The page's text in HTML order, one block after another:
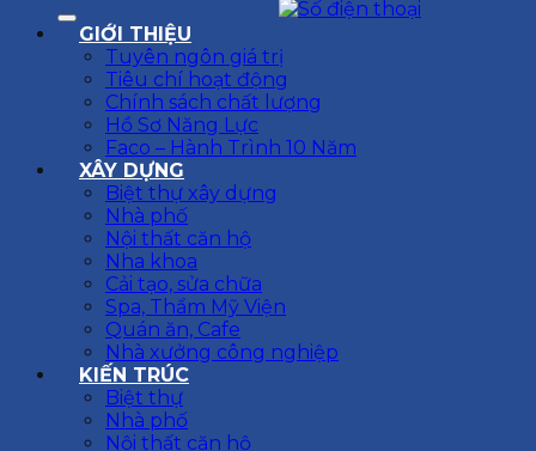
GIỚI THIỆU
Tuyên ngôn giá trị
Tiêu chí hoạt động
Chính sách chất lượng
Hồ Sơ Năng Lực
Faco – Hành Trình 10 Năm
XÂY DỰNG
Biệt thự xây dựng
Nhà phố
Nội thất căn hộ
Nha khoa
Cải tạo, sửa chữa
Spa, Thẩm Mỹ Viện
Quán ăn, Cafe
Nhà xưởng công nghiệp
KIẾN TRÚC
Biệt thự
Nhà phố
Nội thất căn hộ